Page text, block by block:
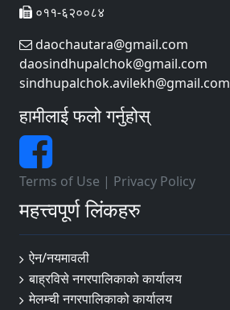
०११-६२००८४
daochautara@gmail.com
daosindhupalchok@gmail.com
sindhupalchok.avilekh@gmail.com
हामीलाई फलो गर्नुहोस्
Terms of Use | Privacy Policy
महत्त्वपूर्ण लिंकहरु
ऐन/नयमावली
बाह्रविसे नगरपालिकाको कार्यालय
मेलम्ची नगरपालिकाको कार्यालय